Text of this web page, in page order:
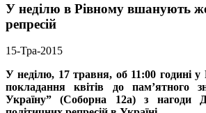
У неділю в Рівному вшанують
репресій
15-Тра-2015
У неділю, 17 травня, об 11:00 годині у
покладання квітів до пам’ятного
Україну” (Соборна 12а) з нагоди